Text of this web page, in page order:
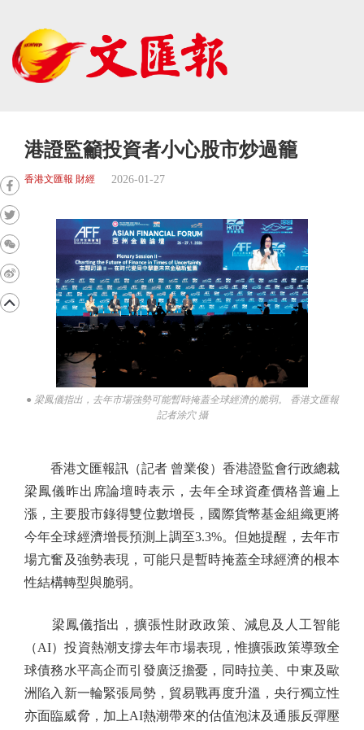
港證監籲投資者小心股市炒過籠
香港文匯報 財經 2026-01-27
● 梁鳳儀指出，去年市場強勢可能暫時掩蓋全球經濟的脆弱。 香港文匯報
記者涂穴 攝
香港文匯報訊（記者 曾業俊）香港證監會行政總裁
梁鳳儀昨出席論壇時表示，去年全球資產價格普遍上
漲，主要股市錄得雙位數增長，國際貨幣基金組織更將
今年全球經濟增長預測上調至3.3%。但她提醒，去年市
場亢奮及強勢表現，可能只是暫時掩蓋全球經濟的根本
性結構轉型與脆弱。
梁鳳儀指出，擴張性財政政策、減息及人工智能
（AI）投資熱潮支撐去年市場表現，惟擴張政策導致全
球債務水平高企而引發廣泛擔憂，同時拉美、中東及歐
洲陷入新一輪緊張局勢，貿易戰再度升溫，央行獨立性
亦面臨威脅，加上AI熱潮帶來的估值泡沫及通脹反彈壓